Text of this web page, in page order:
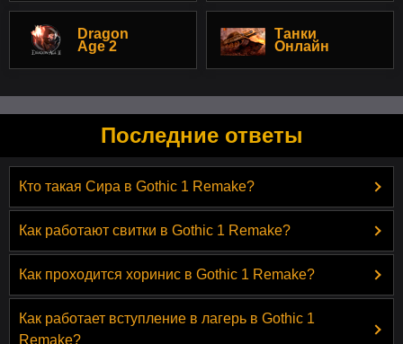
Dragon
Age 2
Танки
Онлайн
Последние ответы
Кто такая Сира в Gothic 1 Remake?
Как работают свитки в Gothic 1 Remake?
Как проходится хоринис в Gothic 1 Remake?
Как работает вступление в лагерь в Gothic 1
Remake?